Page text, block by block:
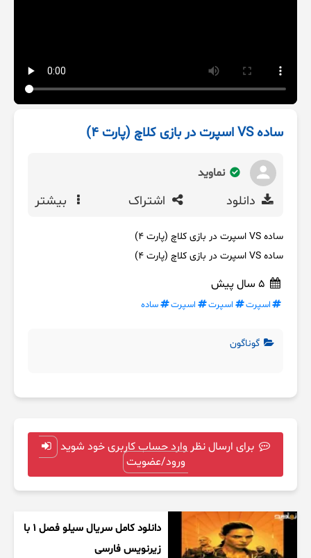
ساده VS اسپرت در بازی کلاچ (پارت ۴)
نماوید
دانلود اشتراک بیشتر
ساده VS اسپرت در بازی کلاچ (پارت ۴)
ساده VS اسپرت در بازی کلاچ (پارت ۴)
اسپرت اسپرت اسپرت ساده
گوناگون
برای ارسال نظر وارد حساب کاربری خود شوید
ورود/عضویت
دانلود کامل سریال سیلو فصل ۱ با
زیرنویس فارسی